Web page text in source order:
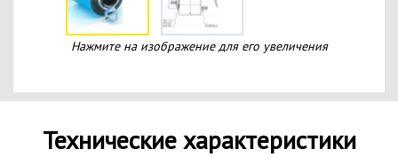
Нажмите на изображение для его увеличения
Технические характеристики